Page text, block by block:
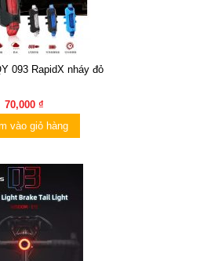
093 RapidX nháy đỏ
70,000 ₫
vào giỏ hàng